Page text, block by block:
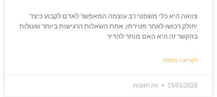
צוואה היא כלי משפטי רב עוצמה המאפשר לאדם לקבוע כיצד
יחולק רכושו לאחר פטירתו. אחת השאלות הרגישות ביותר שעולות
בהקשר זה היא האם מותר להדיר
לקריאה נוספת
15/01/2026 אין תגובות